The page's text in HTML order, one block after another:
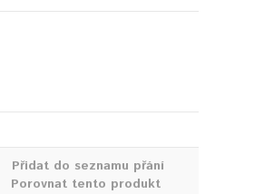
Přidat do seznamu přání
Porovnat tento produkt